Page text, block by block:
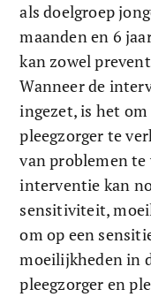
als doelgroep
maanden en 6
kan zowel
Wanneer de
ingezet, is het
pleegzorger te
van problemen
interventie kan
sensitiviteit,
om op een
moeilijkheden in
pleegzorger en